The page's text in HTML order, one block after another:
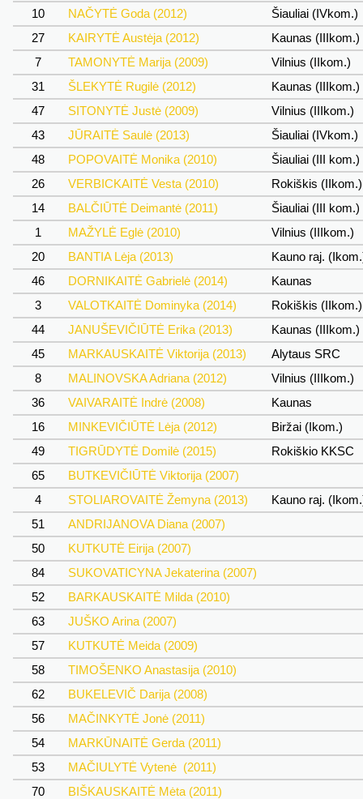
10
NAČYTĖ Goda (2012)
Šiauliai (IVkom.)
27
KAIRYTĖ Austėja (2012)
Kaunas (IIIkom.)
7
TAMONYTĖ Marija (2009)
Vilnius (IIkom.)
31
ŠLEKYTĖ Rugilė (2012)
Kaunas (IIIkom.)
47
SITONYTĖ Justė (2009)
Vilnius (IIIkom.)
43
JŪRAITĖ Saulė (2013)
Šiauliai (IVkom.)
48
POPOVAITĖ Monika (2010)
Šiauliai (III kom.)
26
VERBICKAITĖ Vesta (2010)
Rokiškis
14
BALČIŪTĖ Deimantė (2011)
Šiauliai (III kom.)
1
MAŽYLĖ Eglė (2010)
Vilnius (IIIkom.)
20
BANTIA Lėja (2013)
Kauno raj.
46
DORNIKAITĖ Gabrielė (2014)
Kaunas
3
VALOTKAITĖ Dominyka (2014)
Rokiškis
44
JANUŠEVIČIŪTĖ Erika (2013)
Kaunas (IIIkom.)
45
MARKAUSKAITĖ Viktorija (2013)
Alytaus SRC
8
MALINOVSKA Adriana (2012)
Vilnius (IIIkom.)
36
VAIVARAITĖ Indrė (2008)
Kaunas
16
MINKEVIČIŪTĖ Lėja (2012)
Biržai (Ikom.)
49
TIGRŪDYTĖ Domilė (2015)
Rokiškio KKSC
65
BUTKEVIČIŪTĖ Viktorija (2007)
4
STOLIAROVAITĖ Žemyna (2013)
Kauno raj.
51
ANDRIJANOVA Diana (2007)
50
KUTKUTĖ Eirija (2007)
84
SUKOVATICYNA Jekaterina (2007)
52
BARKAUSKAITĖ Milda (2010)
63
JUŠKO Arina (2007)
57
KUTKUTĖ Meida (2009)
58
TIMOŠENKO Anastasija (2010)
62
BUKELEVIČ Darija (2008)
56
MAČINKYTĖ Jonė (2011)
54
MARKŪNAITĖ Gerda (2011)
53
MAČIULYTĖ Vytenė (2011)
70
BIŠKAUSKAITĖ Mėta (2011)